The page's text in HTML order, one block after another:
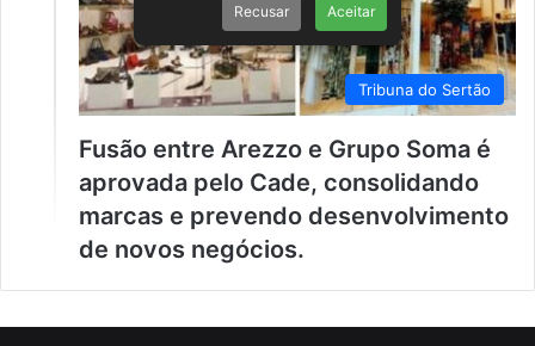
Tribuna do Sertão
Fusão entre Arezzo e Grupo Soma é
aprovada pelo Cade, consolidando
marcas e prevendo desenvolvimento
de novos negócios.
Recusar Aceitar